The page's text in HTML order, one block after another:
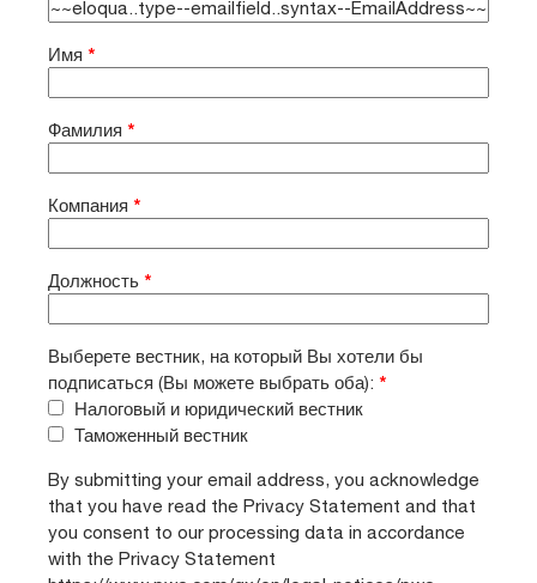
Имя *
Фамилия *
Компания *
Должность *
Выберете вестник, на который Вы хотели бы
подписаться (Вы можете выбрать оба): *
Налоговый и юридический вестник
Таможенный вестник
By submitting your email address, you acknowledge
that you have read the Privacy Statement and that
you consent to our processing data in accordance
with the Privacy Statement